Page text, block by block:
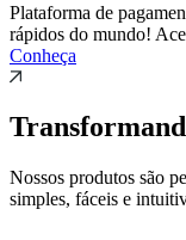
Plataforma de
rápidos do mundo!
Conheça
Nossos produtos são
simples, fáceis e